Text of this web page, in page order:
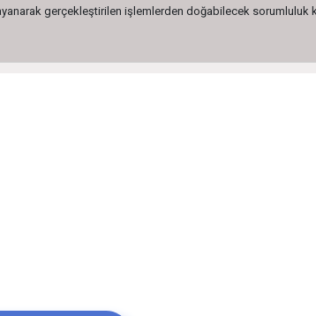
gerçekleştirilen işlemlerden doğabilecek sorumluluk